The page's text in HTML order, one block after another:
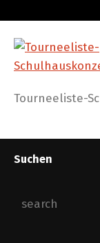
Tourneeliste-
Suchen